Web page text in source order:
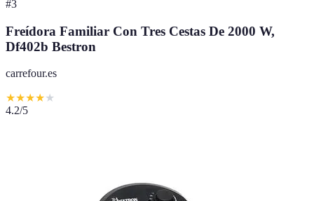
#3
Freídora Familiar Con Tres Cestas De 2000 W,
Df402b Bestron
carrefour.es
★★★★★
4.2/5